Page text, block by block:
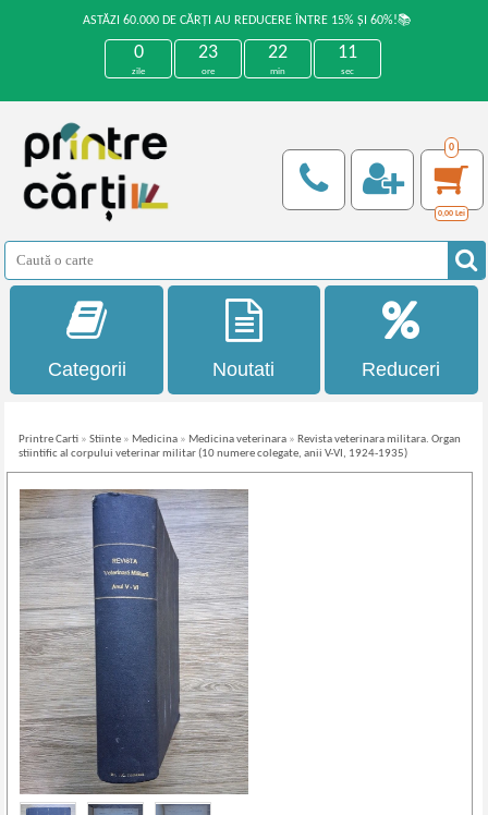
ASTĂZI 60.000 DE CĂRȚI AU REDUCERE ÎNTRE 15% ȘI 60%!📚
0
zile
23
ore
22
min
11
sec
0
0,00 Lei
Categorii Noutati Reduceri
Printre Carti »Stiinte » Medicina » Medicina veterinara » Revista veterinara militara. Organ
stiintific al corpului veterinar militar (10 numere colegate, anii V-VI, 1924-1935)